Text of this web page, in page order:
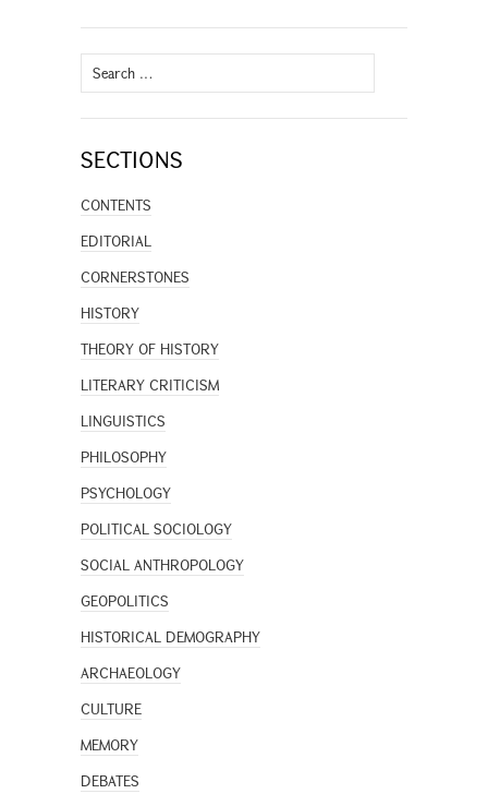
Search
for:
SECTIONS
CONTENTS
EDITORIAL
CORNERSTONES
HISTORY
THEORY OF HISTORY
LITERARY CRITICISM
LINGUISTICS
PHILOSOPHY
PSYCHOLOGY
POLITICAL SOCIOLOGY
SOCIAL ANTHROPOLOGY
GEOPOLITICS
HISTORICAL DEMOGRAPHY
ARCHAEOLOGY
CULTURE
MEMORY
DEBATES